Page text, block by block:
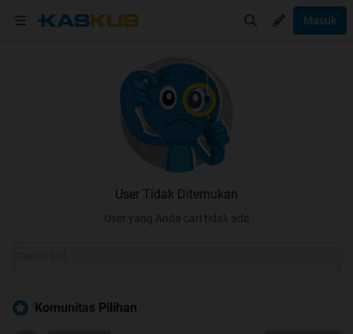
Masuk
User Tidak Ditemukan
User yang Anda cari tidak ada
Komunitas Pilihan